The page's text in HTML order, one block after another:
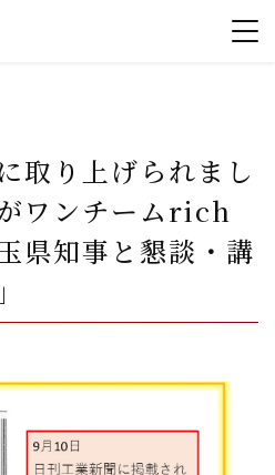
取り上げられまし
ワンチームrich
県知事と懇談・講